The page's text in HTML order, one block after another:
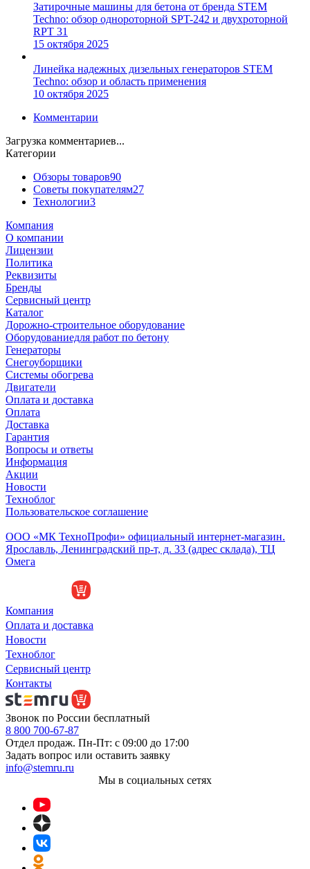
Затирочные машины для бетона от бренда STEM
Techno: обзор однороторной SPT-242 и двухроторной
RPT 31
15 октября 2025
Линейка надежных дизельных генераторов STEM
Techno: обзор и область применения
10 октября 2025
Комментарии
Загрузка комментариев...
Категории
Обзоры товаров90
Советы покупателям27
Технологии3
Компания
О компании
Лицензии
Политика
Реквизиты
Бренды
Сервисный центр
Каталог
Дорожно-строительное оборудование
Оборудованиедля работ по бетону
Генераторы
Снегоуборщики
Системы обогрева
Двигатели
Оплата и доставка
Оплата
Доставка
Гарантия
Вопросы и ответы
Информация
Акции
Новости
Техноблог
Пользовательское соглашение
ООО «МК ТехноПрофи» официальный интернет-магазин.
Ярославль, Ленинградский пр-т, д. 33 (адрес склада), ТЦ
Омега
Компания
Оплата и доставка
Новости
Техноблог
Сервисный центр
Контакты
Звонок по России бесплатный
8 800 700-67-87
Отдел продаж. Пн-Пт: с 09:00 до 17:00
Задать вопрос или оставить заявку
info@stemru.ru
Мы в социальных сетях